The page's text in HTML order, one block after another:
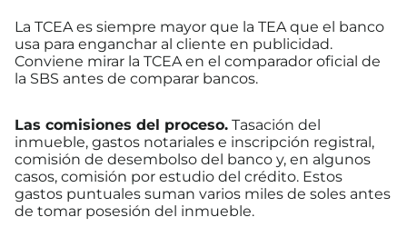
La TCEA es siempre mayor que la TEA que el banco
usa para enganchar al cliente en publicidad.
Conviene mirar la TCEA en el comparador oficial de
la SBS antes de comparar bancos.
Las comisiones del proceso. Tasación del
inmueble, gastos notariales e inscripción registral,
comisión de desembolso del banco y, en algunos
casos, comisión por estudio del crédito. Estos
gastos puntuales suman varios miles de soles antes
de tomar posesión del inmueble.